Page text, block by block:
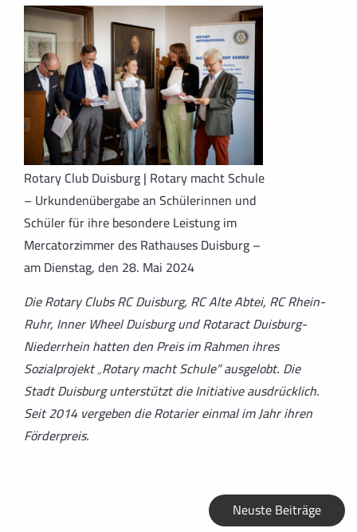
Rotary Club Duisburg | Rotary macht Schule
– Urkundenübergabe an Schülerinnen und
Schüler für ihre besondere Leistung im
Mercatorzimmer des Rathauses Duisburg –
am Dienstag, den 28. Mai 2024
Die Rotary Clubs RC Duisburg, RC Alte Abtei, RC Rhein-
Ruhr, Inner Wheel Duisburg und Rotaract Duisburg-
Niederrhein hatten den Preis im Rahmen ihres
Sozialprojekt „Rotary macht Schule“ ausgelobt. Die
Stadt Duisburg unterstützt die Initiative ausdrücklich.
Seit 2014 vergeben die Rotarier einmal im Jahr ihren
Förderpreis.
Neuste Beiträge